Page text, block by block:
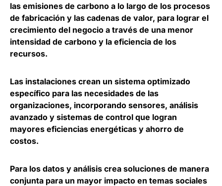
las emisiones de carbono a lo largo de los procesos
de fabricación y las cadenas de valor, para lograr el
crecimiento del negocio a través de una menor
intensidad de carbono y la eficiencia de los
recursos.
Las instalaciones crean un sistema optimizado
específico para las necesidades de las
organizaciones, incorporando sensores, análisis
avanzado y sistemas de control que logran
mayores eficiencias energéticas y ahorro de
costos.
Para los datos y análisis crea soluciones de manera
conjunta para un mayor impacto en temas sociales